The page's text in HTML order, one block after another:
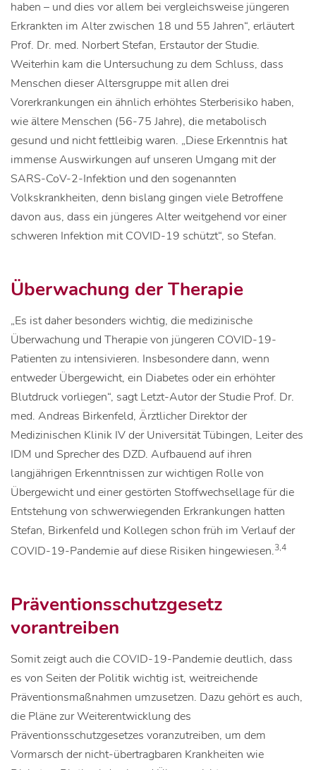
haben – und dies vor allem bei vergleichsweise jüngeren
Erkrankten im Alter zwischen 18 und 55 Jahren“, erläutert
Prof. Dr. med. Norbert Stefan, Erstautor der Studie.
Weiterhin kam die Untersuchung zu dem Schluss, dass
Menschen dieser Altersgruppe mit allen drei
Vorerkrankungen ein ähnlich erhöhtes Sterberisiko haben,
wie ältere Menschen (56-75 Jahre), die metabolisch
gesund und nicht fettleibig waren. „Diese Erkenntnis hat
immense Auswirkungen auf unseren Umgang mit der
SARS-CoV-2-Infektion und den sogenannten
Volkskrankheiten, denn bislang gingen viele Betroffene
davon aus, dass ein jüngeres Alter weitgehend vor einer
schweren Infektion mit COVID-19 schützt“, so Stefan.
Überwachung der Therapie
„Es ist daher besonders wichtig, die medizinische
Überwachung und Therapie von jüngeren COVID-19-
Patienten zu intensivieren. Insbesondere dann, wenn
entweder Übergewicht, ein Diabetes oder ein erhöhter
Blutdruck vorliegen“, sagt Letzt-Autor der Studie Prof. Dr.
med. Andreas Birkenfeld, Ärztlicher Direktor der
Medizinischen Klinik IV der Universität Tübingen, Leiter des
IDM und Sprecher des DZD. Aufbauend auf ihren
langjährigen Erkenntnissen zur wichtigen Rolle von
Übergewicht und einer gestörten Stoffwechsellage für die
Entstehung von schwerwiegenden Erkrankungen hatten
Stefan, Birkenfeld und Kollegen schon früh im Verlauf der
COVID-19-Pandemie auf diese Risiken hingewiesen.3,4
Präventionsschutzgesetz
vorantreiben
Somit zeigt auch die COVID-19-Pandemie deutlich, dass
es von Seiten der Politik wichtig ist, weitreichende
Präventionsmaßnahmen umzusetzen. Dazu gehört es auch,
die Pläne zur Weiterentwicklung des
Präventionsschutzgesetzes voranzutreiben, um dem
Vormarsch der nicht-übertragbaren Krankheiten wie